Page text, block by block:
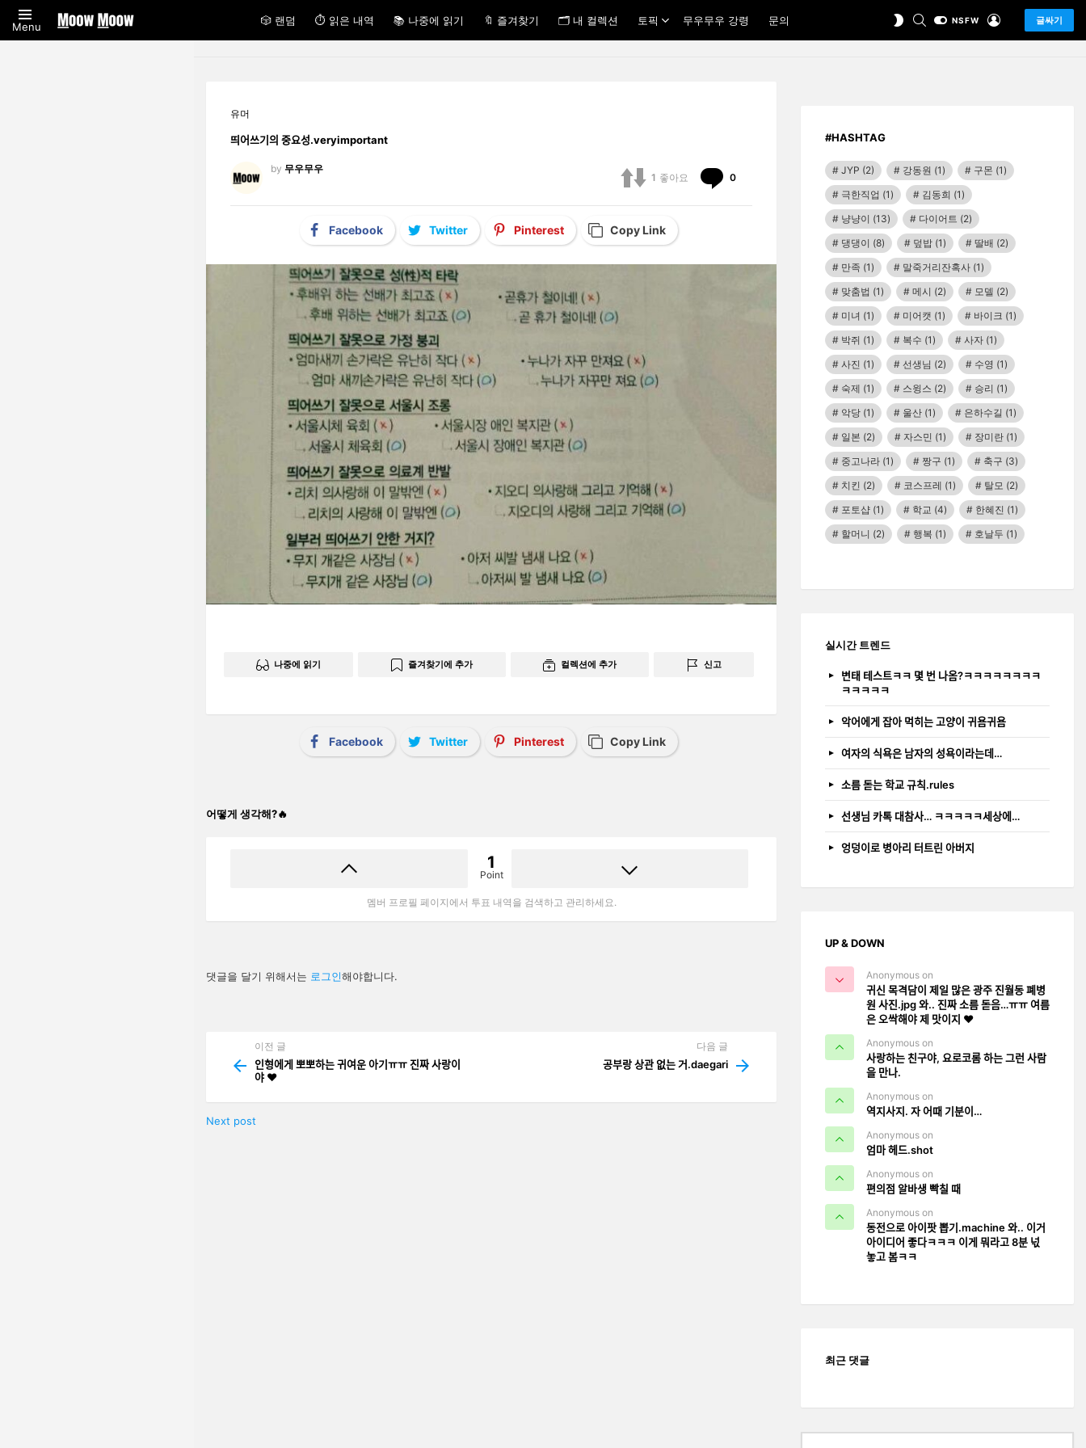
Menu 🎲 랜덤 ⏱ 읽은 내역 📚 나중에 읽기 🔖 즐겨찾기 🗂 내 컬렉션 토픽 무우무우 강령 문의
SWITCHSEARCHNSFW 글싸기
유머
띄어쓰기의 중요성.veryimportant
by 무우무우
1 좋아요 0
Facebook Twitter Pinterest Copy Link
나중에 읽기 즐겨찾기에 추가 컬렉션에 추가 신고
Facebook Twitter Pinterest Copy Link
어떻게 생각해?🔥
1
Point
멤버 프로필 페이지에서 투표 내역을 검색하고 관리하세요.
답
글
댓글을 달기 위해서는 로그인해야합니다.
more
이전 글
인형에게 뽀뽀하는 귀여운 아기ㅠㅠ 진짜 사랑이
야 ❤️
다음 글
공부랑 상관 없는 거.daegari
Next post
#HASHTAG
JYP (2) 강동원 (1) 구몬 (1)
극한직업 (1) 김동희 (1)
냥냥이 (13) 다이어트 (2)
댕댕이 (8) 덮밥 (1) 딸배 (2)
만족 (1) 말죽거리잔혹사 (1)
맞춤법 (1) 메시 (2) 모델 (2)
미녀 (1) 미어캣 (1) 바이크 (1)
박쥐 (1) 복수 (1) 사자 (1)
사진 (1) 선생님 (2) 수영 (1)
숙제 (1) 스윙스 (2) 승리 (1)
악당 (1) 울산 (1) 은하수길 (1)
일본 (2) 자스민 (1) 장미란 (1)
중고나라 (1) 짱구 (1) 축구 (3)
치킨 (2) 코스프레 (1) 탈모 (2)
포토샵 (1) 학교 (4) 한혜진 (1)
할머니 (2) 행복 (1) 호날두 (1)
실시간 트렌드
변태 테스트ㅋㅋ 몇 번 나옴?ㅋㅋㅋㅋㅋㅋㅋㅋ
ㅋㅋㅋㅋㅋ
악어에게 잡아 먹히는 고양이 귀욤귀욤
여자의 식욕은 남자의 성욕이라는데…
소름 돋는 학교 규칙.rules
선생님 카톡 대참사… ㅋㅋㅋㅋㅋ세상에…
엉덩이로 병아리 터트린 아버지
UP & DOWN
Anonymous on
귀신 목격담이 제일 많은 광주 진월동 폐병
원 사진.jpg 와.. 진짜 소름 돋음…ㅠㅠ 여름
은 오싹해야 제 맛이지 ❤️
Anonymous on
사랑하는 친구야, 요로코롬 하는 그런 사람
을 만나.
Anonymous on
역지사지. 자 어때 기분이…
Anonymous on
엄마 헤드.shot
Anonymous on
편의점 알바생 빡칠 때
Anonymous on
동전으로 아이팟 뽑기.machine 와.. 이거
아이디어 좋다ㅋㅋㅋ 이게 뭐라고 8분 넋
놓고 봄ㅋㅋ
최근 댓글